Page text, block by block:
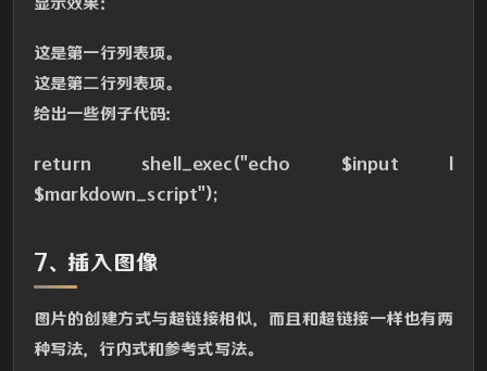
这是第一行列表项。
这是第二行列表项。
给出一些例子代码：
return shell_exec("echo $input |
$markdown_script");
7、插入图像
图片的创建方式与超链接相似，而且和超链接一样也有两
种写法，行内式和参考式写法。